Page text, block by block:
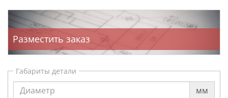
Разместить заказ
Габариты детали
мм